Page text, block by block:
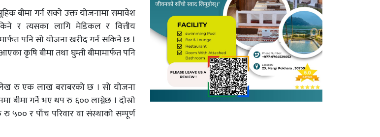
बीमा गर्न सक्ने उक्त योजनामा समावेश
र त्यसका लागि मेडिकल र वित्तीय
पनि सो योजना खरीद गर्न सकिने छ ।
कृषि बीमा तथा घुम्ती बीमामार्फत पनि
रु एक लाख बराबरको छ । सो योजना
बीमा गर्ने भए थप रु ६०० लाग्नेछ । दोस्रो
५०० र पाँच परिवार वा संस्थाको सम्पूर्ण